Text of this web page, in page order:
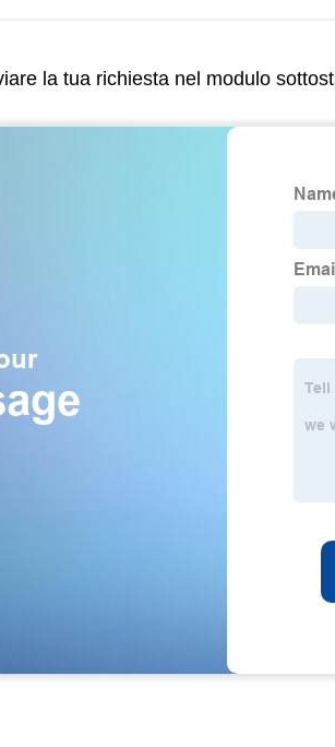
la tua richiesta nel modulo